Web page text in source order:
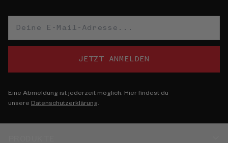
JETZT ANMELDEN
Eine Abmeldung ist jederzeit möglich. Hier findest du
unsere Datenschutzerklärung.